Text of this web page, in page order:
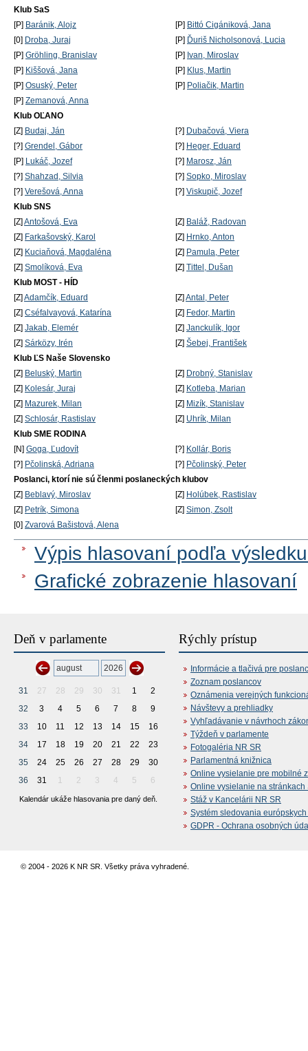
Klub SaS
[P] Baránik, Alojz [P] Bittó Cigániková, Jana
[0] Droba, Juraj [P] Ďuriš Nicholsonová, Lucia
[P] Gröhling, Branislav [P] Ivan, Miroslav
[P] Kiššová, Jana [P] Klus, Martin
[P] Osuský, Peter [P] Poliačik, Martin
[P] Zemanová, Anna
Klub OĽANO
[Z] Budaj, Ján [?] Dubačová, Viera
[?] Grendel, Gábor [?] Heger, Eduard
[P] Lukáč, Jozef [?] Marosz, Ján
[?] Shahzad, Silvia [?] Sopko, Miroslav
[?] Verešová, Anna [?] Viskupič, Jozef
Klub SNS
[Z] Antošová, Eva [Z] Baláž, Radovan
[Z] Farkašovský, Karol [Z] Hrnko, Anton
[Z] Kuciaňová, Magdaléna [Z] Pamula, Peter
[Z] Smolíková, Eva [Z] Tittel, Dušan
Klub MOST - HÍD
[Z] Adamčík, Eduard [Z] Antal, Peter
[Z] Cséfalvayová, Katarína [Z] Fedor, Martin
[Z] Jakab, Elemér [Z] Janckulík, Igor
[Z] Sárközy, Irén [Z] Šebej, František
Klub ĽS Naše Slovensko
[Z] Beluský, Martin [Z] Drobný, Stanislav
[Z] Kolesár, Juraj [Z] Kotleba, Marian
[Z] Mazurek, Milan [Z] Mizík, Stanislav
[Z] Schlosár, Rastislav [Z] Uhrík, Milan
Klub SME RODINA
[N] Goga, Ľudovít [?] Kollár, Boris
[?] Pčolinská, Adriana [?] Pčolinský, Peter
Poslanci, ktorí nie sú členmi poslaneckých klubov
[Z] Beblavý, Miroslav [Z] Holúbek, Rastislav
[Z] Petrík, Simona [Z] Simon, Zsolt
[0] Zvarová Bašistová, Alena
Výpis hlasovaní podľa
Grafické zobrazenie hlasovaní
Deň v parlamente
31 27 28 29 30 31 1
2
32
3 4 5 6 7 8
9
33
10 11 12 13 14 15
16
34
17 18 19 20 21 22
23
35
24 25 26 27 28 29
30
36
31 1 2 3 4 5 6
Kalendár ukáže hlasovania pre daný deň.
Rýchly prístup
Informácie a tlačivá pre
Zoznam poslancov
Oznámenia verejných
Návštevy a prehliadky
Vyhľadávanie v návrhoch
Týždeň v parlamente
Fotogaléria NR SR
Parlamentná knižnica
Online vysielanie pre mobilné
Online vysielanie na stránkach
Stáž v Kancelárii NR SR
Systém sledovania
GDPR - Ochrana osobných
© 2004 - 2026 K NR SR. Všetky práva vyhradené.